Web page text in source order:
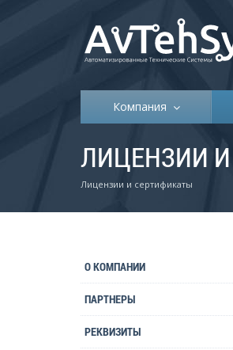
Компания
ЛИЦЕНЗИИ
Лицензии и сертификаты
О КОМПАНИИ
ПАРТНЕРЫ
РЕКВИЗИТЫ